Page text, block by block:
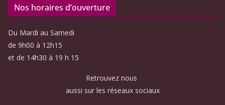
Nos horaires d’ouverture
Du Mardi au Samedi
de 9h00 à 12h15
et de 14h30 à 19 h 15
Retrouvez nous
aussi sur les réseaux sociaux